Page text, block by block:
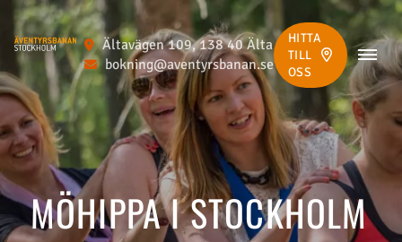
Ältavägen 109, 138 40 Älta
bokning@aventyrsbanan.se
HITTA
TILL
OSS
MÖHIPPA I STOCKHOLM